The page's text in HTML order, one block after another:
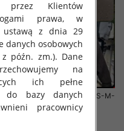
Kurtki damskie zimowe Roz S-M-
L, 1 Kolor Paczka 4 szt
przez Klientów
prawa, w
ustawą z dnia 29
danych osobowych
późn. zm.). Dane
na
ich pełne
do bazy danych
pracownicy